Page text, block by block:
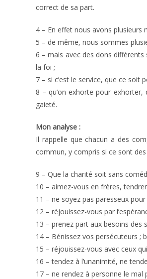
correct de sa part.
4 – En effet nous avons plusieurs
5 – de même, nous sommes
6 – mais avec des dons
la foi ;
7 – si c’est le service, que ce soit
8 – qu’on exhorte pour exhorter,
gaieté.
Mon analyse :
Il rappelle que chacun a des
commun, y compris si ce sont
9 – Que la charité soit sans
10 – aimez-vous en frères,
11 – ne soyez pas paresseux
12 – réjouissez-vous par
13 – prenez part aux besoins des
14 – Bénissez vos persécuteurs ;
15 – réjouissez-vous avec ceux
16 – tendez à l’unanimité, ne
17 – ne rendez à personne le